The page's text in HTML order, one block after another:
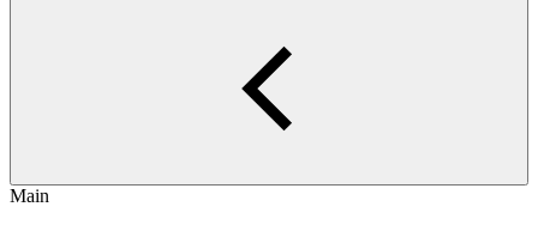
Main